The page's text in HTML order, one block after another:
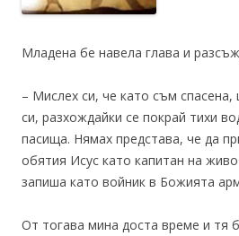
Младена бе навела глава и
– Мислех си, че като съм
си, разхождайки се покрай тихи
пасища. Нямах представа, че да
обятия Исус като капитан на
запиша като войник в Божията
От тогава мина доста време и тя